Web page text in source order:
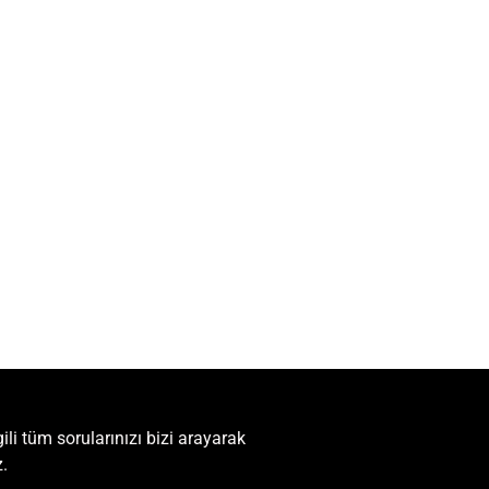
tüm sorularınızı bizi arayarak